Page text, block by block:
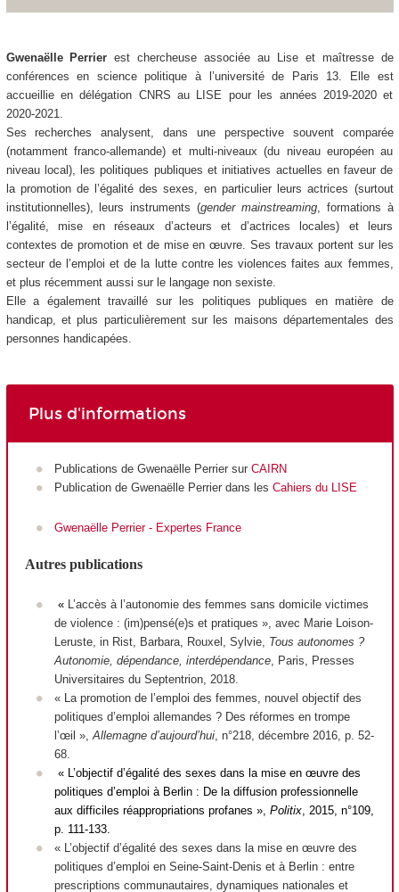
Gwenaëlle Perrier est chercheuse associée au Lise et maîtresse de
conférences en science politique à l’université de Paris 13. Elle est
accueillie en délégation CNRS au LISE pour les années 2019-2020 et
2020-2021.
Ses recherches analysent, dans une perspective souvent comparée
(notamment franco-allemande) et multi-niveaux (du niveau européen au
niveau local), les politiques publiques et initiatives actuelles en faveur de
la promotion de l’égalité des sexes, en particulier leurs actrices (surtout
institutionnelles), leurs instruments (gender mainstreaming, formations à
l’égalité, mise en réseaux d’acteurs et d’actrices locales) et leurs
contextes de promotion et de mise en œuvre. Ses travaux portent sur les
secteur de l’emploi et de la lutte contre les violences faites aux femmes,
et plus récemment aussi sur le langage non sexiste.
Elle a également travaillé sur les politiques publiques en matière de
handicap, et plus particulièrement sur les maisons départementales des
personnes handicapées.
Plus d'informations
Publications de Gwenaëlle Perrier sur CAIRN
Publication de Gwenaëlle Perrier dans les Cahiers du LISE
Gwenaëlle Perrier - Expertes France
Autres publications
« L’accès à l’autonomie des femmes sans domicile victimes
de violence : (im)pensé(e)s et pratiques », avec Marie Loison-
Leruste, in Rist, Barbara, Rouxel, Sylvie, Tous autonomes ?
Autonomie, dépendance, interdépendance, Paris, Presses
Universitaires du Septentrion, 2018.
« La promotion de l’emploi des femmes, nouvel objectif des
politiques d’emploi allemandes ? Des réformes en trompe
l’œil », Allemagne d’aujourd’hui, n°218, décembre 2016, p. 52-
68.
« L’objectif d’égalité des sexes dans la mise en œuvre des
politiques d’emploi à Berlin : De la diffusion professionnelle
aux difficiles réappropriations profanes », Politix, 2015, n°109,
p. 111-133.
« L’objectif d’égalité des sexes dans la mise en œuvre des
politiques d’emploi en Seine-Saint-Denis et à Berlin : entre
prescriptions communautaires, dynamiques nationales et